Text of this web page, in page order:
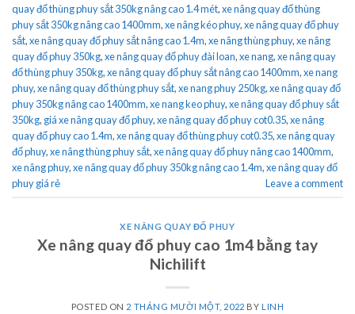
quay đổ thùng phuy sắt 350kg nâng cao 1.4 mét,xe nâng quay đổ thùng
phuy sắt 350kg nâng cao 1400mm,xe nâng kéo phuy,xe nâng quay đổ phuy
sắt,xe nâng quay đổ phuy sắt nâng cao 1.4m,xe nâng thùng phuy,xe nâng
quay đổ phuy 350kg,xe nâng quay đổ phuy đài loan,xe nang,xe nâng quay
đổ thùng phuy 350kg,xe nâng quay đổ phuy sắt nâng cao 1400mm,xe nang
phuy,xe nâng quay đổ thùng phuy sắt,xe nang phuy 250kg,xe nâng quay đổ
phuy 350kg nâng cao 1400mm,xe nang keo phuy,xe nâng quay đổ phuy sắt
350kg, giá xe nâng quay đổ phuy,xe nâng quay đổ phuy cot0.35,xe nâng
quay đổ phuy cao 1.4m,xe nâng quay đổ thùng phuy cot0.35,xe nâng quay
đổ phuy,xe nâng thùng phuy sắt,xe nâng quay đổ phuy nâng cao 1400mm,
xe nâng phuy,xe nâng quay đổ phuy 350kg nâng cao 1.4m,xe nâng quay đổ
phuy giá rẻ
Leave a comment
XE NÂNG QUAY ĐỔ PHUY
Xe nâng quay đổ phuy cao 1m4 bằng tay
Nichilift
POSTED ON 2 THÁNG MƯỜI MỘT, 2022 BY LINH